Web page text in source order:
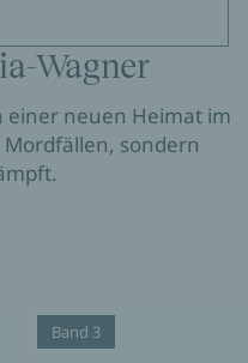
Wagner
einer neuen Heimat im
sondern
Band 3